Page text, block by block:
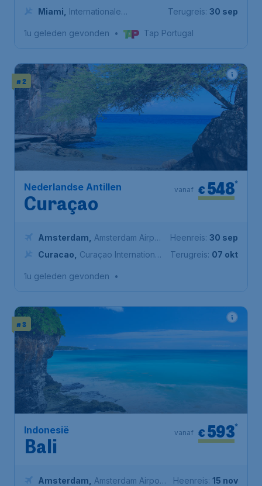
Airport Schiphol
Miami
Internationale
Terugreis: 30 sep
1u geleden gevonden • Tap Portugal
# 2
Nederlandse Antillen
Curaçao
€ 548*
vanaf
Amsterdam
Amsterdam Airport
Schiphol
Curacao
Curaçao International
Heenreis: 30 sep
Terugreis: 07 okt
1u geleden gevonden •
# 3
Indonesië
Bali
€ 593*
vanaf
Amsterdam
Amsterdam Airport
Heenreis: 15 nov